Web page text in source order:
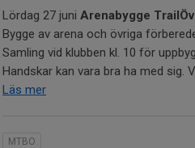
Lördag 27 juni Arenabygge
Bygge av arena och övriga
Samling vid klubben kl. 10 för
Handskar kan vara bra ha med sig.
Läs mer
MTBO